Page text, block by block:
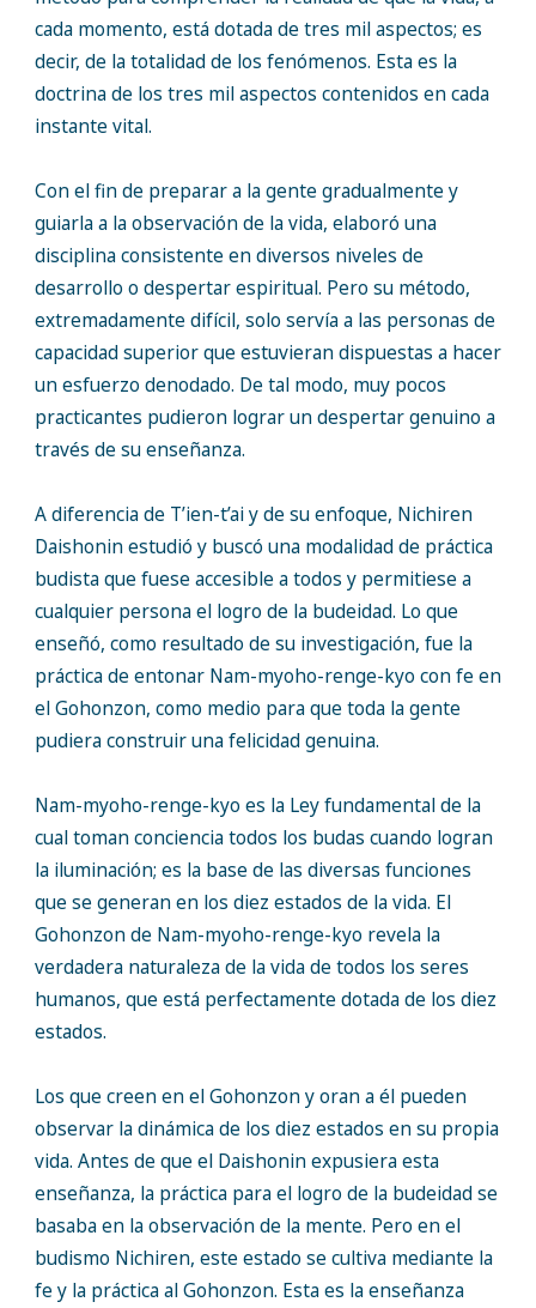
cada momento, está dotada de tres mil aspectos; es
decir, de la totalidad de los fenómenos. Esta es la
doctrina de los tres mil aspectos contenidos en cada
instante vital.
Con el fin de preparar a la gente gradualmente y
guiarla a la observación de la vida, elaboró una
disciplina consistente en diversos niveles de
desarrollo o despertar espiritual. Pero su método,
extremadamente difícil, solo servía a las personas de
capacidad superior que estuvieran dispuestas a hacer
un esfuerzo denodado. De tal modo, muy pocos
practicantes pudieron lograr un despertar genuino a
través de su enseñanza.
A diferencia de T’ien-t’ai y de su enfoque, Nichiren
Daishonin estudió y buscó una modalidad de práctica
budista que fuese accesible a todos y permitiese a
cualquier persona el logro de la budeidad. Lo que
enseñó, como resultado de su investigación, fue la
práctica de entonar Nam-myoho-renge-kyo con fe en
el Gohonzon, como medio para que toda la gente
pudiera construir una felicidad genuina.
Nam-myoho-renge-kyo es la Ley fundamental de la
cual toman conciencia todos los budas cuando logran
la iluminación; es la base de las diversas funciones
que se generan en los diez estados de la vida. El
Gohonzon de Nam-myoho-renge-kyo revela la
verdadera naturaleza de la vida de todos los seres
humanos, que está perfectamente dotada de los diez
estados.
Los que creen en el Gohonzon y oran a él pueden
observar la dinámica de los diez estados en su propia
vida. Antes de que el Daishonin expusiera esta
enseñanza, la práctica para el logro de la budeidad se
basaba en la observación de la mente. Pero en el
budismo Nichiren, este estado se cultiva mediante la
fe y la práctica al Gohonzon. Esta es la enseñanza